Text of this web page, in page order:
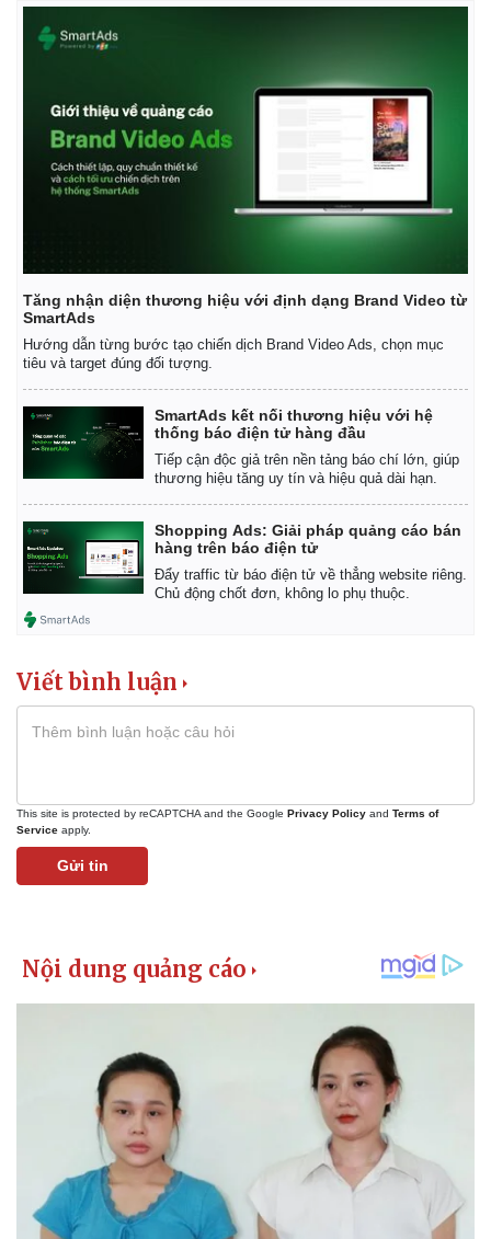
Kinh tế
Bất động sản
Thị trường
Giá cà phê
Tăng nhận diện thương hiệu với định dạng Brand Video từ
SmartAds
Hướng dẫn từng bước tạo chiến dịch Brand Video Ads, chọn mục
tiêu và target đúng đối tượng.
SmartAds kết nối thương hiệu với hệ
thống báo điện tử hàng đầu
Tiếp cận độc giả trên nền tảng báo chí lớn, giúp
thương hiệu tăng uy tín và hiệu quả dài hạn.
Shopping Ads: Giải pháp quảng cáo bán
hàng trên báo điện tử
Đẩy traffic từ báo điện tử về thẳng website riêng.
Chủ động chốt đơn, không lo phụ thuộc.
Viết bình luận
This site is protected by reCAPTCHA and the Google Privacy Policy and Terms of
Service apply.
Gửi tin